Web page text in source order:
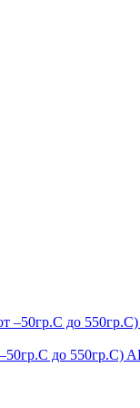
до 550гр.С)